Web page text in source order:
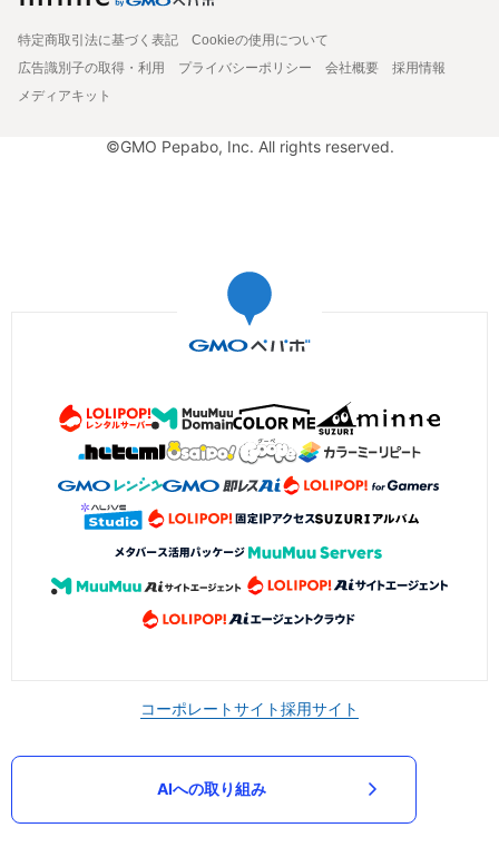
特定商取引法に基づく表記
Cookieの使用について
広告識別子の取得・利用
プライバシーポリシー 会社概要
採用情報
メディアキット
©GMO Pepabo, Inc. All rights reserved.
コーポレートサイト採用サイト
AIへの取り組み